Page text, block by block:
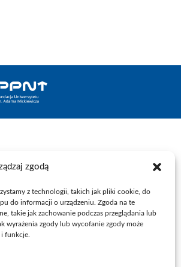
zgodą
z technologii, takich jak pliki cookie, do
do informacji o urządzeniu. Zgoda na te
takie jak zachowanie podczas przeglądania lub
wyrażenia zgody lub wycofanie zgody może
funkcje.